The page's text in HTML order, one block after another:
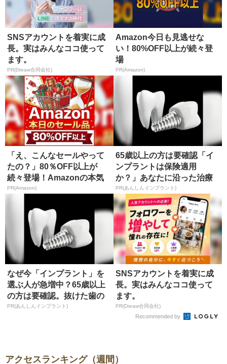
SNSアカウントを着実に成
長。実はみんなココ使って
ます。
PR(Dreaw合同会社)
Amazon今日も見逃せな
い！80%OFF以上が続々登
場
PR(Amazon)
「え、こんなセールやって
たの？」80％OFF以上が
続々登場！Amazonの本気
が...
PR(Amazon)
65歳以上の方は要確認「イ
ンプラントは保険適用
か？」あなたに沿った治療
法や費用を...
PR(あんしんインプラント)
なぜ今「インプラント」を
選ぶ人が急増中？65歳以上
の方は要確認。抜けた歯の
放置は...
PR(あんしんインプラント)
SNSアカウントを着実に成
長。実はみんなココ使って
ます。
PR(Dreaw合同会社)
Recommended by
アクセスランキング（週間）